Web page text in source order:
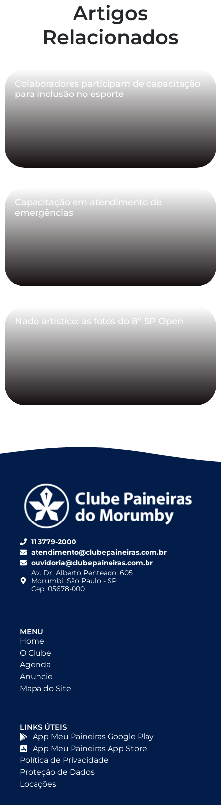
Artigos
Relacionados
Colaboradores participam de capacitação
para inclusão no esporte
Capacitação em atendimento de
emergências
Nado artístico: as fotos do 8º SP Open
11 3779-2000
atendimento@clubepaineiras.com.br
ouvidoria@clubepaineiras.com.br
Av. Dr. Alberto Penteado, 605
Morumbi, São Paulo - SP
Cep: 05678-000
MENU
Home
O Clube
Agenda
Anuncie
Mapa do Site
LINKS ÚTEIS
App Meu Paineiras Google Play
App Meu Paineiras App Store
Política de Privacidade
Proteção de Dados
Locações